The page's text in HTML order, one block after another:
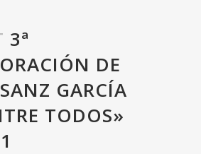
3ª
DE
GARCÍA
TODOS»